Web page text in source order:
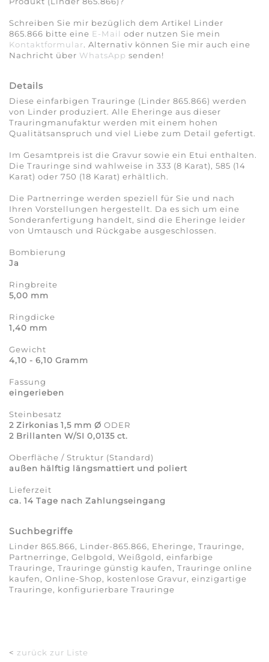
Schreiben Sie mir bezüglich dem Artikel Linder
865.866 bitte eine E-Mail oder nutzen Sie mein
Kontaktformular. Alternativ können Sie mir auch eine
Nachricht über WhatsApp senden!
Details
Diese einfarbigen Trauringe (Linder 865.866) werden
von Linder produziert. Alle Eheringe aus dieser
Trauringmanufaktur werden mit einem hohen
Qualitätsanspruch und viel Liebe zum Detail gefertigt.
Im Gesamtpreis ist die Gravur sowie ein Etui enthalten.
Die Trauringe sind wahlweise in 333 (8 Karat), 585 (14
Karat) oder 750 (18 Karat) erhältlich.
Die Partnerringe werden speziell für Sie und nach
Ihren Vorstellungen hergestellt. Da es sich um eine
Sonderanfertigung handelt, sind die Eheringe leider
von Umtausch und Rückgabe ausgeschlossen.
Bombierung
Ja
Ringbreite
5,00 mm
Ringdicke
1,40 mm
Gewicht
4,10 - 6,10 Gramm
Fassung
eingerieben
Steinbesatz
2 Zirkonias 1,5 mm Ø ODER
2 Brillanten W/SI 0,0135 ct.
Oberfläche / Struktur (Standard)
außen hälftig längsmattiert und poliert
Lieferzeit
ca. 14 Tage nach Zahlungseingang
Suchbegriffe
Linder 865.866, Linder-865.866, Eheringe, Trauringe,
Partnerringe, Gelbgold, Weißgold, einfarbige
Trauringe, Trauringe günstig kaufen, Trauringe online
kaufen, Online-Shop, kostenlose Gravur, einzigartige
Trauringe, konfigurierbare Trauringe
< zurück zur Liste